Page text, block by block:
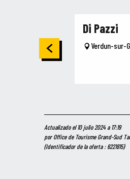
Di Pazzi
Verdun-sur-
Actualizado el 10 julio 2024 a 17:19
por Office de Tourisme Grand-Sud
(Identificador de la oferta :6221815)